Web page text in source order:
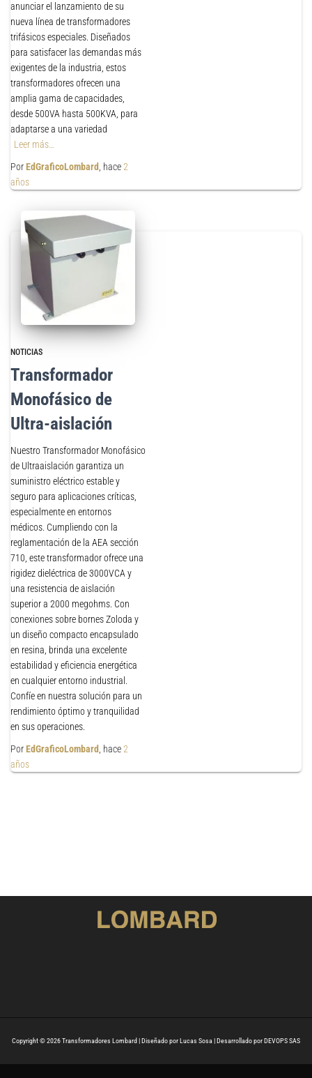
anunciar el lanzamiento de su
nueva línea de transformadores
trifásicos especiales. Diseñados
para satisfacer las demandas más
exigentes de la industria, estos
transformadores ofrecen una
amplia gama de capacidades,
desde 500VA hasta 500KVA, para
adaptarse a una variedad
Leer más…
PorEdGraficoLombard , hace2
años
NOTICIAS
Transformador
Monofásico de
Ultra-aislación
Nuestro Transformador Monofásico
de Ultraaislación garantiza un
suministro eléctrico estable y
seguro para aplicaciones críticas,
especialmente en entornos
médicos. Cumpliendo con la
reglamentación de la AEA sección
710, este transformador ofrece una
rigidez dieléctrica de 3000VCA y
una resistencia de aislación
superior a 2000 megohms. Con
conexiones sobre bornes Zoloda y
un diseño compacto encapsulado
en resina, brinda una excelente
estabilidad y eficiencia energética
en cualquier entorno industrial.
Confíe en nuestra solución para un
rendimiento óptimo y tranquilidad
en sus operaciones.
PorEdGraficoLombard , hace2
años
Copyright © 2026 Transformadores Lombard | Diseñado por Lucas Sosa | Desarrollado por DEVOPS SAS